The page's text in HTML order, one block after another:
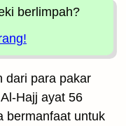
berlimpah?
dari para pakar
Hajj ayat 56
bermanfaat untuk